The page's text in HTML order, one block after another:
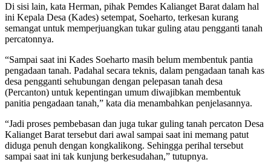
Di sisi lain, kata Herman, pihak Pemdes Kalianget Barat dalam hal
ini Kepala Desa (Kades) setempat, Soeharto, terkesan kurang
semangat untuk memperjuangkan tukar guling atau pengganti tanah
percatonnya.
“Sampai saat ini Kades Soeharto masih belum membentuk pantia
pengadaan tanah. Padahal secara teknis, dalam pengadaan tanah kas
desa pengganti sehubungan dengan pelepasan tanah desa
(Percanton) untuk kepentingan umum diwajibkan membentuk
panitia pengadaan tanah,” kata dia menambahkan penjelasannya.
“Jadi proses pembebasan dan juga tukar guling tanah percaton Desa
Kalianget Barat tersebut dari awal sampai saat ini memang patut
diduga penuh dengan kongkalikong. Sehingga perihal tersebut
sampai saat ini tak kunjung berkesudahan,” tutupnya.